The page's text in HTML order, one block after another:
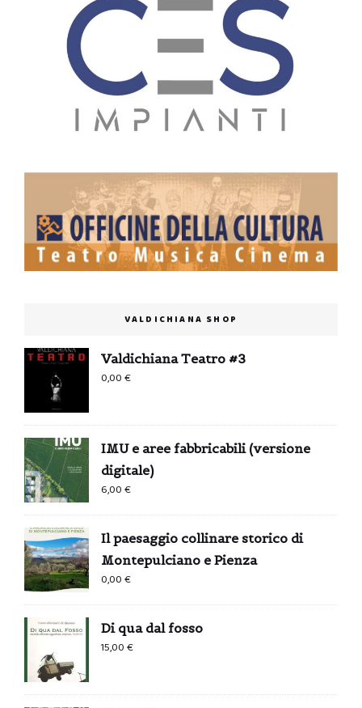
VALDICHIANA SHOP
Valdichiana Teatro #3
0,00€
IMU e aree fabbricabili (versione
digitale)
6,00€
Il paesaggio collinare storico di
Montepulciano e Pienza
0,00€
Di qua dal fosso
15,00€